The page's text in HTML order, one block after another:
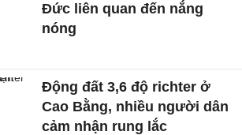
Đức liên quan đến nắng
nóng
Động đất 3,6 độ richter ở
Cao Bằng, nhiều người dân
cảm nhận rung lắc